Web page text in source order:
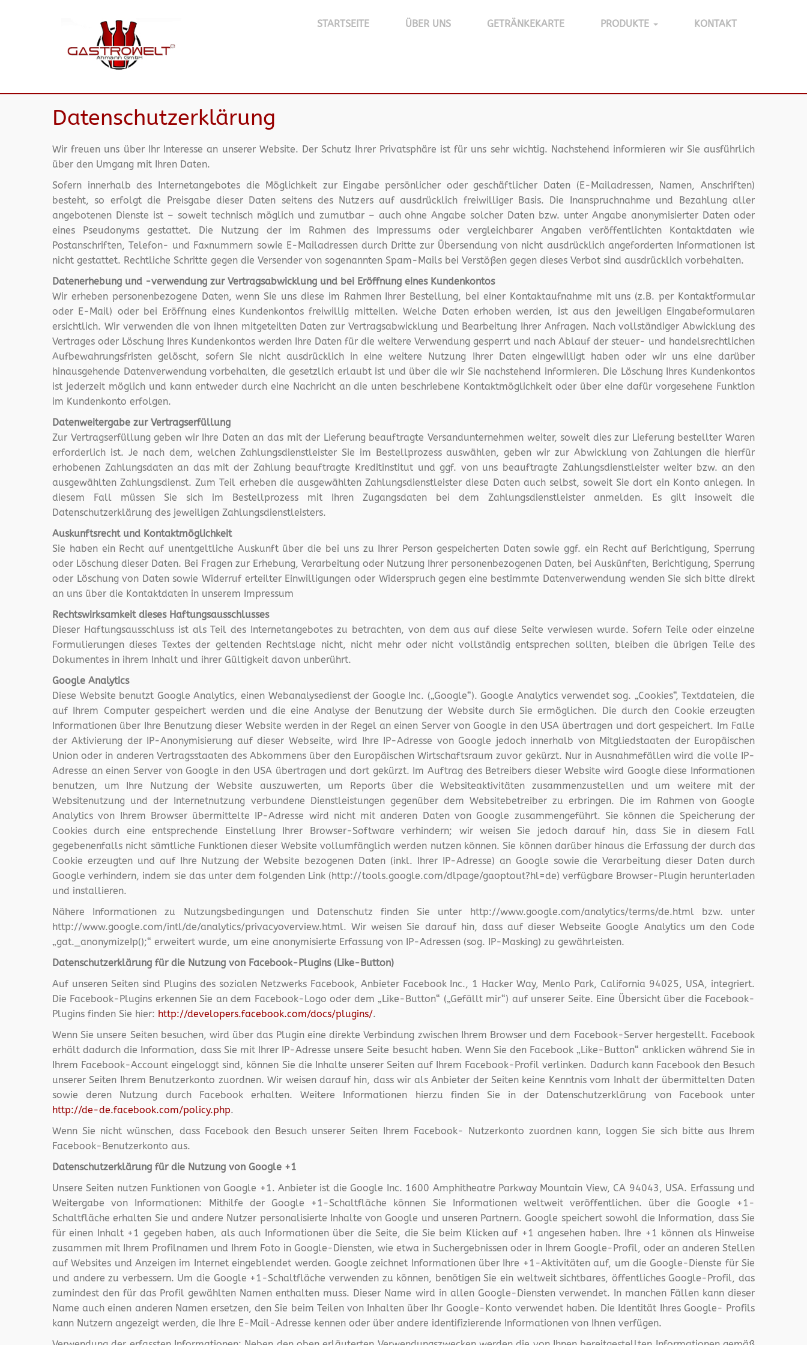
STARTSEITE ÜBER UNS GETRÄNKEKARTE PRODUKTE KONTAKT
Datenschutzerklärung
Wir freuen uns über Ihr Interesse an unserer Website. Der Schutz Ihrer Privatsphäre ist für uns sehr wichtig. Nachstehend informieren wir Sie ausführlich
über den Umgang mit Ihren Daten.
Sofern innerhalb des Internetangebotes die Möglichkeit zur Eingabe persönlicher oder geschäftlicher Daten (E-Mailadressen, Namen, Anschriften)
besteht, so erfolgt die Preisgabe dieser Daten seitens des Nutzers auf ausdrücklich freiwilliger Basis. Die Inanspruchnahme und Bezahlung aller
angebotenen Dienste ist – soweit technisch möglich und zumutbar – auch ohne Angabe solcher Daten bzw. unter Angabe anonymisierter Daten oder
eines Pseudonyms gestattet. Die Nutzung der im Rahmen des Impressums oder vergleichbarer Angaben veröffentlichten Kontaktdaten wie
Postanschriften, Telefon- und Faxnummern sowie E-Mailadressen durch Dritte zur Übersendung von nicht ausdrücklich angeforderten Informationen ist
nicht gestattet. Rechtliche Schritte gegen die Versender von sogenannten Spam-Mails bei Verstößen gegen dieses Verbot sind ausdrücklich vorbehalten.
Datenerhebung und -verwendung zur Vertragsabwicklung und bei Eröffnung eines Kundenkontos
Wir erheben personenbezogene Daten, wenn Sie uns diese im Rahmen Ihrer Bestellung, bei einer Kontaktaufnahme mit uns (z.B. per Kontaktformular
oder E-Mail) oder bei Eröffnung eines Kundenkontos freiwillig mitteilen. Welche Daten erhoben werden, ist aus den jeweiligen Eingabeformularen
ersichtlich. Wir verwenden die von ihnen mitgeteilten Daten zur Vertragsabwicklung und Bearbeitung Ihrer Anfragen. Nach vollständiger Abwicklung des
Vertrages oder Löschung Ihres Kundenkontos werden Ihre Daten für die weitere Verwendung gesperrt und nach Ablauf der steuer- und handelsrechtlichen
Aufbewahrungsfristen gelöscht, sofern Sie nicht ausdrücklich in eine weitere Nutzung Ihrer Daten eingewilligt haben oder wir uns eine darüber
hinausgehende Datenverwendung vorbehalten, die gesetzlich erlaubt ist und über die wir Sie nachstehend informieren. Die Löschung Ihres Kundenkontos
ist jederzeit möglich und kann entweder durch eine Nachricht an die unten beschriebene Kontaktmöglichkeit oder über eine dafür vorgesehene Funktion
im Kundenkonto erfolgen.
Datenweitergabe zur Vertragserfüllung
Zur Vertragserfüllung geben wir Ihre Daten an das mit der Lieferung beauftragte Versandunternehmen weiter, soweit dies zur Lieferung bestellter Waren
erforderlich ist. Je nach dem, welchen Zahlungsdienstleister Sie im Bestellprozess auswählen, geben wir zur Abwicklung von Zahlungen die hierfür
erhobenen Zahlungsdaten an das mit der Zahlung beauftragte Kreditinstitut und ggf. von uns beauftragte Zahlungsdienstleister weiter bzw. an den
ausgewählten Zahlungsdienst. Zum Teil erheben die ausgewählten Zahlungsdienstleister diese Daten auch selbst, soweit Sie dort ein Konto anlegen. In
diesem Fall müssen Sie sich im Bestellprozess mit Ihren Zugangsdaten bei dem Zahlungsdienstleister anmelden. Es gilt insoweit die
Datenschutzerklärung des jeweiligen Zahlungsdienstleisters.
Auskunftsrecht und Kontaktmöglichkeit
Sie haben ein Recht auf unentgeltliche Auskunft über die bei uns zu Ihrer Person gespeicherten Daten sowie ggf. ein Recht auf Berichtigung, Sperrung
oder Löschung dieser Daten. Bei Fragen zur Erhebung, Verarbeitung oder Nutzung Ihrer personenbezogenen Daten, bei Auskünften, Berichtigung, Sperrung
oder Löschung von Daten sowie Widerruf erteilter Einwilligungen oder Widerspruch gegen eine bestimmte Datenverwendung wenden Sie sich bitte direkt
an uns über die Kontaktdaten in unserem Impressum
Rechtswirksamkeit dieses Haftungsausschlusses
Dieser Haftungsausschluss ist als Teil des Internetangebotes zu betrachten, von dem aus auf diese Seite verwiesen wurde. Sofern Teile oder einzelne
Formulierungen dieses Textes der geltenden Rechtslage nicht, nicht mehr oder nicht vollständig entsprechen sollten, bleiben die übrigen Teile des
Dokumentes in ihrem Inhalt und ihrer Gültigkeit davon unberührt.
Google Analytics
Diese Website benutzt Google Analytics, einen Webanalysedienst der Google Inc. („Google“). Google Analytics verwendet sog. „Cookies“, Textdateien, die
auf Ihrem Computer gespeichert werden und die eine Analyse der Benutzung der Website durch Sie ermöglichen. Die durch den Cookie erzeugten
Informationen über Ihre Benutzung dieser Website werden in der Regel an einen Server von Google in den USA übertragen und dort gespeichert. Im Falle
der Aktivierung der IP-Anonymisierung auf dieser Webseite, wird Ihre IP-Adresse von Google jedoch innerhalb von Mitgliedstaaten der Europäischen
Union oder in anderen Vertragsstaaten des Abkommens über den Europäischen Wirtschaftsraum zuvor gekürzt. Nur in Ausnahmefällen wird die volle IP-
Adresse an einen Server von Google in den USA übertragen und dort gekürzt. Im Auftrag des Betreibers dieser Website wird Google diese Informationen
benutzen, um Ihre Nutzung der Website auszuwerten, um Reports über die Websiteaktivitäten zusammenzustellen und um weitere mit der
Websitenutzung und der Internetnutzung verbundene Dienstleistungen gegenüber dem Websitebetreiber zu erbringen. Die im Rahmen von Google
Analytics von Ihrem Browser übermittelte IP-Adresse wird nicht mit anderen Daten von Google zusammengeführt. Sie können die Speicherung der
Cookies durch eine entsprechende Einstellung Ihrer Browser-Software verhindern; wir weisen Sie jedoch darauf hin, dass Sie in diesem Fall
gegebenenfalls nicht sämtliche Funktionen dieser Website vollumfänglich werden nutzen können. Sie können darüber hinaus die Erfassung der durch das
Cookie erzeugten und auf Ihre Nutzung der Website bezogenen Daten (inkl. Ihrer IP-Adresse) an Google sowie die Verarbeitung dieser Daten durch
Google verhindern, indem sie das unter dem folgenden Link (http://tools.google.com/dlpage/gaoptout?hl=de) verfügbare Browser-Plugin herunterladen
und installieren.
Nähere Informationen zu Nutzungsbedingungen und Datenschutz finden Sie unter http://www.google.com/analytics/terms/de.html bzw. unter
http://www.google.com/intl/de/analytics/privacyoverview.html. Wir weisen Sie darauf hin, dass auf dieser Webseite Google Analytics um den Code
„gat._anonymizeIp();“ erweitert wurde, um eine anonymisierte Erfassung von IP-Adressen (sog. IP-Masking) zu gewährleisten.
Datenschutzerklärung für die Nutzung von Facebook-Plugins (Like-Button)
Auf unseren Seiten sind Plugins des sozialen Netzwerks Facebook, Anbieter Facebook Inc., 1 Hacker Way, Menlo Park, California 94025, USA, integriert.
Die Facebook-Plugins erkennen Sie an dem Facebook-Logo oder dem „Like-Button“ („Gefällt mir“) auf unserer Seite. Eine Übersicht über die Facebook-
Plugins finden Sie hier: http://developers.facebook.com/docs/plugins/.
Wenn Sie unsere Seiten besuchen, wird über das Plugin eine direkte Verbindung zwischen Ihrem Browser und dem Facebook-Server hergestellt. Facebook
erhält dadurch die Information, dass Sie mit Ihrer IP-Adresse unsere Seite besucht haben. Wenn Sie den Facebook „Like-Button“ anklicken während Sie in
Ihrem Facebook-Account eingeloggt sind, können Sie die Inhalte unserer Seiten auf Ihrem Facebook-Profil verlinken. Dadurch kann Facebook den Besuch
unserer Seiten Ihrem Benutzerkonto zuordnen. Wir weisen darauf hin, dass wir als Anbieter der Seiten keine Kenntnis vom Inhalt der übermittelten Daten
sowie deren Nutzung durch Facebook erhalten. Weitere Informationen hierzu finden Sie in der Datenschutzerklärung von Facebook unter
http://de-de.facebook.com/policy.php.
Wenn Sie nicht wünschen, dass Facebook den Besuch unserer Seiten Ihrem Facebook- Nutzerkonto zuordnen kann, loggen Sie sich bitte aus Ihrem
Facebook-Benutzerkonto aus.
Datenschutzerklärung für die Nutzung von Google +1
Unsere Seiten nutzen Funktionen von Google +1. Anbieter ist die Google Inc. 1600 Amphitheatre Parkway Mountain View, CA 94043, USA. Erfassung und
Weitergabe von Informationen: Mithilfe der Google +1-Schaltfläche können Sie Informationen weltweit veröffentlichen. über die Google +1-
Schaltfläche erhalten Sie und andere Nutzer personalisierte Inhalte von Google und unseren Partnern. Google speichert sowohl die Information, dass Sie
für einen Inhalt +1 gegeben haben, als auch Informationen über die Seite, die Sie beim Klicken auf +1 angesehen haben. Ihre +1 können als Hinweise
zusammen mit Ihrem Profilnamen und Ihrem Foto in Google-Diensten, wie etwa in Suchergebnissen oder in Ihrem Google-Profil, oder an anderen Stellen
auf Websites und Anzeigen im Internet eingeblendet werden. Google zeichnet Informationen über Ihre +1-Aktivitäten auf, um die Google-Dienste für Sie
und andere zu verbessern. Um die Google +1-Schaltfläche verwenden zu können, benötigen Sie ein weltweit sichtbares, öffentliches Google-Profil, das
zumindest den für das Profil gewählten Namen enthalten muss. Dieser Name wird in allen Google-Diensten verwendet. In manchen Fällen kann dieser
Name auch einen anderen Namen ersetzen, den Sie beim Teilen von Inhalten über Ihr Google-Konto verwendet haben. Die Identität Ihres Google- Profils
kann Nutzern angezeigt werden, die Ihre E-Mail-Adresse kennen oder über andere identifizierende Informationen von Ihnen verfügen.